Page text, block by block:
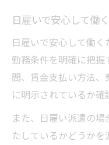
違法な日雇
日雇い禁止
日雇い派遣
安全な日雇
日雇い対応にお
日雇い対応
日雇い契約
日雇いで安心して働
日雇いで安心して働
勤務条件を明確に把
間、賃金支払い方法
に明示されているか確
また、日雇い派遣の
たしているかどうか